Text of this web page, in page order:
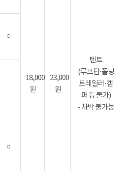
18,000
원
23,000
원
텐트
(루프탑·폴딩
트레일러·캠
퍼 등 불가)
- 차박 불가능
○
○